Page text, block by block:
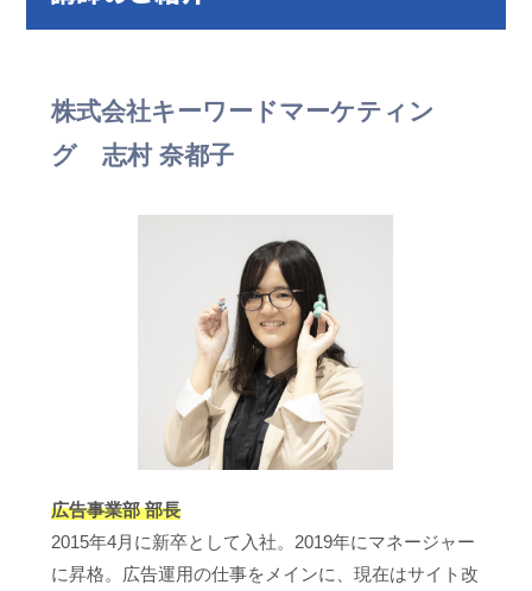
株式会社キーワードマーケティン
グ 志村 奈都子
広告事業部 部長
2015年4月に新卒として入社。2019年にマネージャー
に昇格。広告運用の仕事をメインに、現在はサイト改